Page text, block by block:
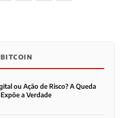
ou Ação de Risco? A Queda
a Verdade